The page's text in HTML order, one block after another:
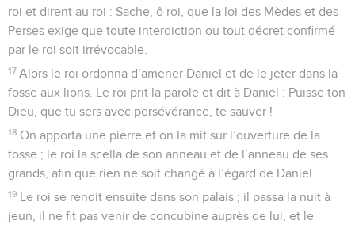
roi et dirent au roi : Sache, ô roi, que la loi des Mèdes et des
Perses exige que toute interdiction ou tout décret confirmé
par le roi soit irrévocable.
17 Alors le roi ordonna d’amener Daniel et de le jeter dans la
fosse aux lions. Le roi prit la parole et dit à Daniel : Puisse ton
Dieu, que tu sers avec persévérance, te sauver !
18 On apporta une pierre et on la mit sur l’ouverture de la
fosse ; le roi la scella de son anneau et de l’anneau de ses
grands, afin que rien ne soit changé à l’égard de Daniel.
19 Le roi se rendit ensuite dans son palais ; il passa la nuit à
jeun, il ne fit pas venir de concubine auprès de lui, et le